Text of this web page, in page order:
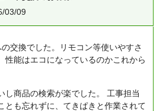
03/09
の交換でした。リモコン等使いやすさ
性能はエコになっているのかこれから
商品の検索が楽でした。
工事担当
とも忘れずに、てきぱきと作業されて